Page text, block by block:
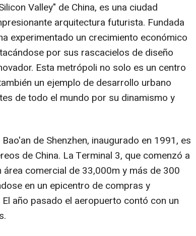
Valley" de China, es una ciudad
arquitectura futurista. Fundada
experimentado un crecimiento económico
por sus rascacielos de diseño
Esta metrópoli no solo es un centro
un ejemplo de desarrollo urbano
de todo el mundo por su dinamismo y
de Shenzhen, inaugurado en 1991, es
de China. La Terminal 3, que comenzó a
comercial de 33,000m y más de 300
en un epicentro de compras y
año pasado el aeropuerto contó con un